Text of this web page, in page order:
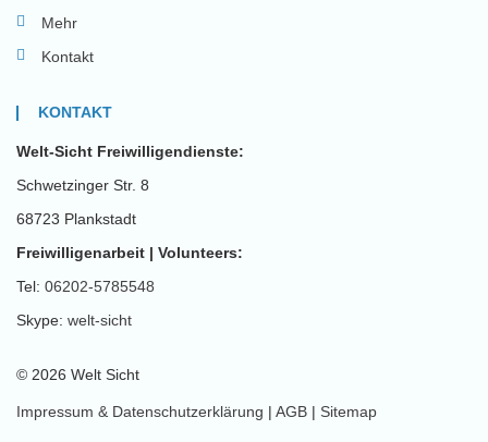
Mehr
Kontakt
KONTAKT
Welt-Sicht Freiwilligendienste:
Schwetzinger Str. 8
68723 Plankstadt
Freiwilligenarbeit | Volunteers:
Tel: 06202-5785548
Skype: welt-sicht
© 2026 Welt Sicht
Impressum & Datenschutzerklärung | AGB | Sitemap